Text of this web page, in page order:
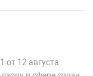
12 августа